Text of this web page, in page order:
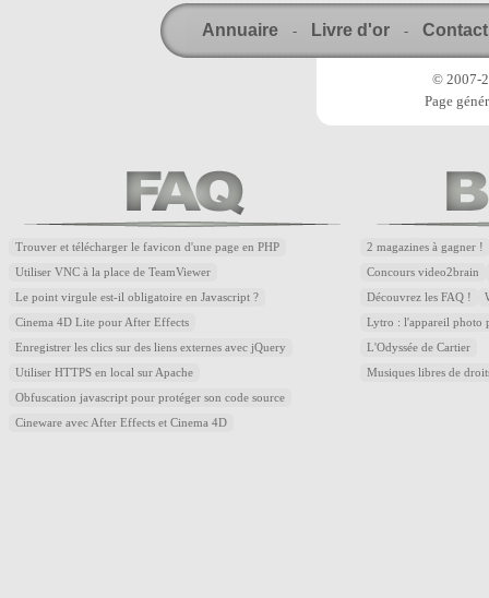
Annuaire - Livre d'or - Contact
© 2007-
Page
Trouver et télécharger le favicon d'une page en PHP
Utiliser VNC à la place de TeamViewer
Le point virgule est-il obligatoire en Javascript ?
Cinema 4D Lite pour After Effects
Enregistrer les clics sur des liens externes avec jQuery
Utiliser HTTPS en local sur Apache
Obfuscation javascript pour protéger son code source
Cineware avec After Effects et Cinema 4D
2 magazines à gagner !
Concours video2brain
Découvrez les FAQ !
Lytro : l'appareil photo
L'Odyssée de Cartier
Musiques libres de